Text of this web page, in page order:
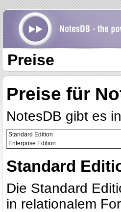
Preise
Preise für
NotesDB gibt es
Standard Edition
Enterprise Edition
Standard
Die Standard
in relationalem